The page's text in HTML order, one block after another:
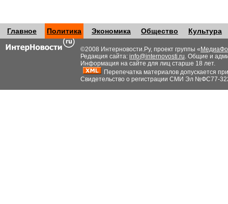
Главное Политика Экономика Общество Культура
©2008 Интерновости.Ру, проект группы «
Редакция сайта: info@internovosti.ru. Общие и
Информация на сайте для лиц старше 18 лет.
Перепечатка материалов допускается
Свидетельство о регистрации СМИ Эл №ФС77-